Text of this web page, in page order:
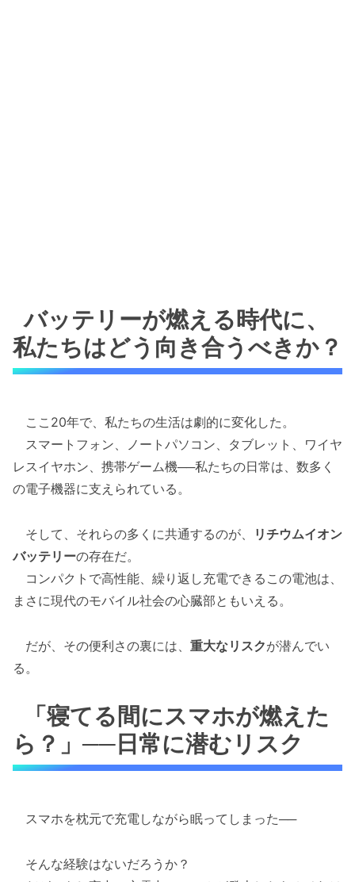
バッテリーが燃える時代に、
私たちはどう向き合うべきか？
ここ20年で、私たちの生活は劇的に変化した。
スマートフォン、ノートパソコン、タブレット、ワイヤ
レスイヤホン、携帯ゲーム機──私たちの日常は、数多く
の電子機器に支えられている。
そして、それらの多くに共通するのが、
リチウムイオン
バッテリーの存在だ。
コンパクトで高性能、繰り返し充電できるこの電池は、
まさに現代のモバイル社会の心臓部ともいえる。
だが、その便利さの裏には、 重大なリスクが潜んでい
る。
「寝てる間にスマホが燃えた
ら？」──日常に潜むリスク
スマホを枕元で充電しながら眠ってしまった──
そんな経験はないだろうか？